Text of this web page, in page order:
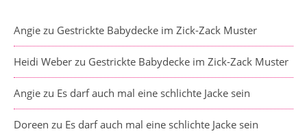
Angie zu Gestrickte Babydecke im Zick-Zack Muster
Heidi Weber zu Gestrickte Babydecke im Zick-Zack Muster
Angie zu Es darf auch mal eine schlichte Jacke sein
Doreen zu Es darf auch mal eine schlichte Jacke sein